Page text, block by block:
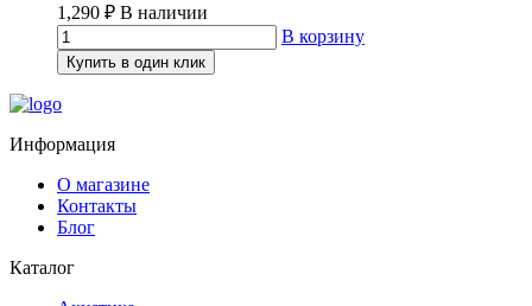
1,290 ₽ В наличии
В корзину
Купить в один клик
Информация
О магазине
Контакты
Блог
Каталог